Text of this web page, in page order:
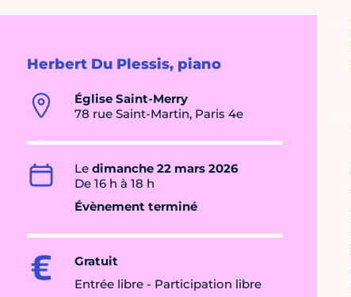
Herbert Du Plessis, piano
Église Saint-Merry
78 rue Saint-Martin, Paris 4e
Le dimanche 22 mars 2026
De 16 h à 18 h
Évènement terminé
Gratuit
Entrée libre - Participation libre